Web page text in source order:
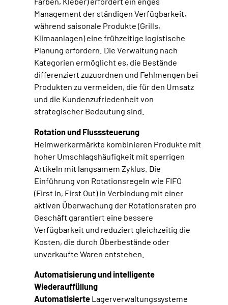
Management der ständigen Verfügbarkeit,
während saisonale Produkte (Grills,
Klimaanlagen) eine frühzeitige logistische
Planung erfordern. Die Verwaltung nach
Kategorien ermöglicht es, die Bestände
differenziert zuzuordnen und Fehlmengen bei
Produkten zu vermeiden, die für den Umsatz
und die Kundenzufriedenheit von
strategischer Bedeutung sind.
Rotation und Flusssteuerung
Heimwerkermärkte kombinieren Produkte mit
hoher Umschlagshäufigkeit mit sperrigen
Artikeln mit langsamem Zyklus. Die
Einführung von Rotationsregeln wie FIFO
(First In, First Out) in Verbindung mit einer
aktiven Überwachung der Rotationsraten pro
Geschäft garantiert eine bessere
Verfügbarkeit und reduziert gleichzeitig die
Kosten, die durch Überbestände oder
unverkaufte Waren entstehen.
Automatisierung und intelligente
Wiederauffüllung
Automatisierte Lagerverwaltungssysteme